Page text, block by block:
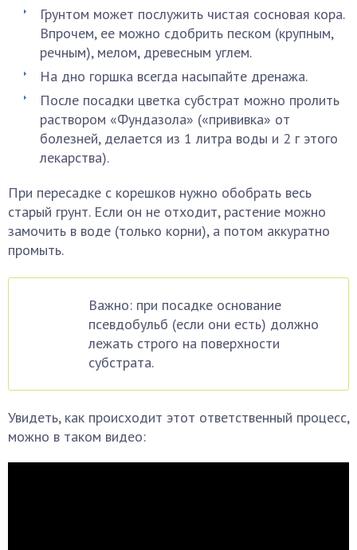
Грунтом может послужить чистая сосновая кора.
Впрочем, ее можно сдобрить песком (крупным,
речным), мелом, древесным углем.
На дно горшка всегда насыпайте дренажа.
После посадки цветка субстрат можно пролить
раствором «Фундазола» («прививка» от
болезней, делается из 1 литра воды и 2 г этого
лекарства).
При пересадке с корешков нужно обобрать весь
старый грунт. Если он не отходит, растение можно
замочить в воде (только корни), а потом аккуратно
промыть.
Важно: при посадке основание
псевдобульб (если они есть) должно
лежать строго на поверхности
субстрата.
Увидеть, как происходит этот ответственный процесс,
можно в таком видео: